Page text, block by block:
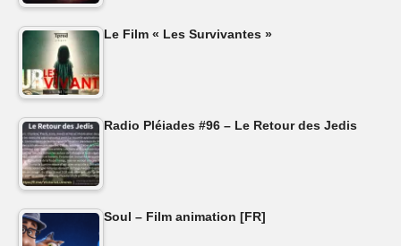
Le Film « Les Survivantes »
Radio Pléiades #96 – Le Retour des Jedis
Soul – Film animation [FR]